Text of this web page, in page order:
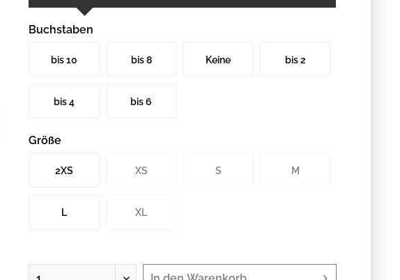
Buchstaben
bis 10 bis 8 Keine bis 2
bis 4
bis 6
Größe
2XS XS S M
L XL